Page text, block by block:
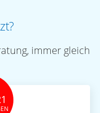
immer gleich